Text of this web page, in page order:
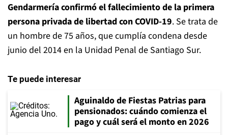
Gendarmería confirmó el fallecimiento de la primera
persona privada de libertad con COVID-19. Se trata de
un hombre de 75 años, que cumplía condena desde
junio del 2014 en la Unidad Penal de Santiago Sur.
Te puede interesar
Aguinaldo de Fiestas Patrias para
pensionados: cuándo comienza el
pago y cuál será el monto en 2026